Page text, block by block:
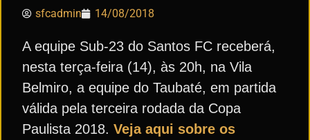
sfcadmin 14/08/2018
A equipe Sub-23 do Santos FC receberá,
nesta terça-feira (14), às 20h, na Vila
Belmiro, a equipe do Taubaté, em partida
válida pela terceira rodada da Copa
Paulista 2018. Veja aqui sobre os